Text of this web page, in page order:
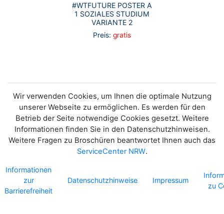
#WTFUTURE POSTER A
1 SOZIALES STUDIUM
VARIANTE 2
Preis: gratis
Wir verwenden Cookies, um Ihnen die optimale Nutzung
unserer Webseite zu ermöglichen. Es werden für den
Betrieb der Seite notwendige Cookies gesetzt. Weitere
Informationen finden Sie in den Datenschutzhinweisen.
Weitere Fragen zu Broschüren beantwortet Ihnen auch das
ServiceCenter NRW.
Informationen
zur
Barrierefreiheit
Datenschutzhinweise Impressum
zu